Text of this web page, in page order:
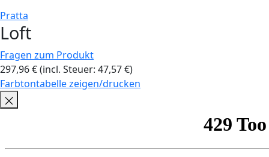
Pratta
Loft
Fragen zum Produkt
297,96€(incl. Steuer: 47,57€)
Farbtontabelle zeigen/drucken